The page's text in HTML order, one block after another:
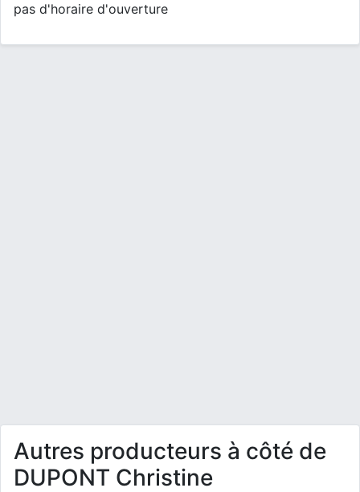
pas d'horaire d'ouverture
Autres producteurs à côté de
DUPONT Christine